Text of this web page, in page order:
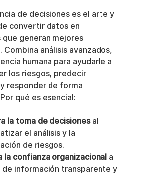
de decisiones es el arte y
convertir datos en
que generan mejores
Combina análisis avanzados,
humana para ayudarle a
los riesgos, predecir
responder de forma
qué es esencial:
la toma de decisiones al
el análisis y la
de riesgos.
la confianza organizacional a
de información transparente y